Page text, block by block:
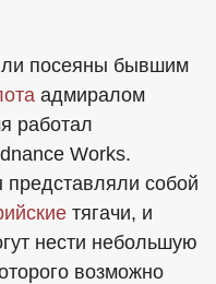
посеяны бывшим
адмиралом
работал
Works.
собой
тягачи, и
нести небольшую
возможно